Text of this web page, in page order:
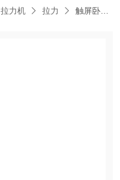
拉力机 拉力 触屏卧式拉力试验机